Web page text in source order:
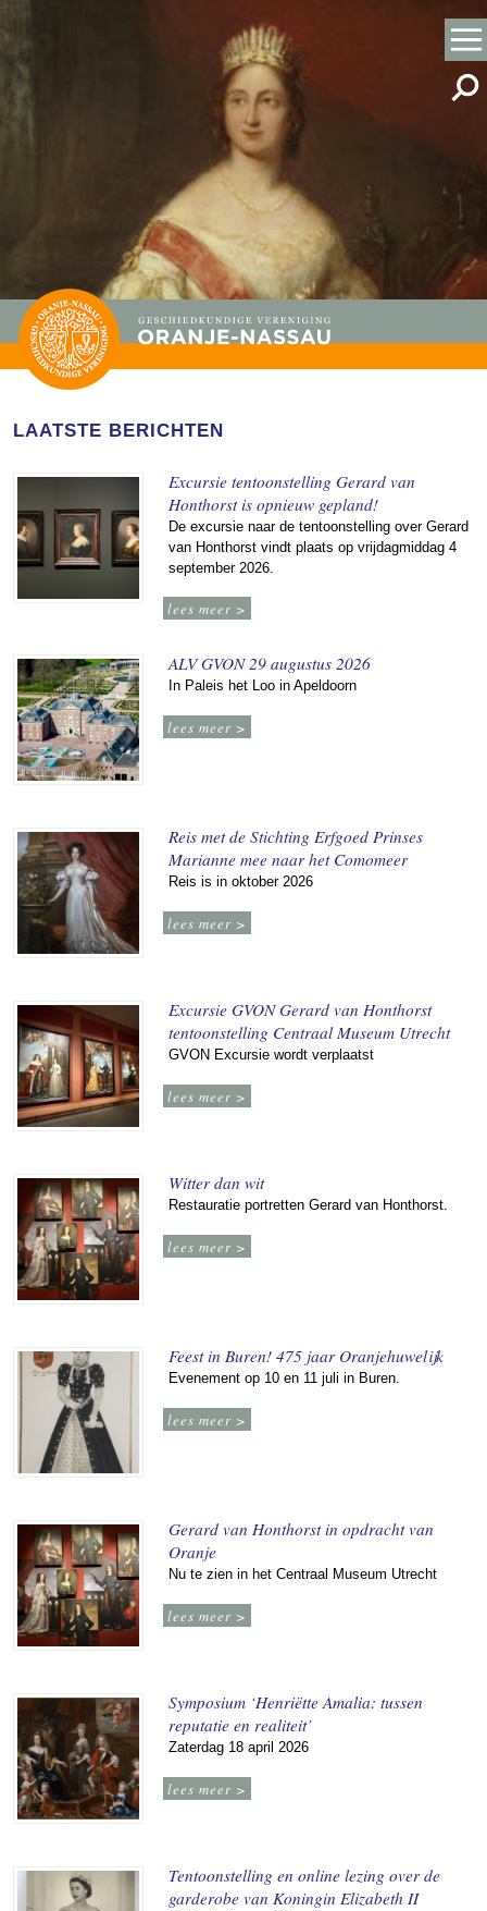
LAATSTE BERICHTEN
Excursie tentoonstelling Gerard van
Honthorst is opnieuw gepland!
De excursie naar de tentoonstelling over Gerard
van Honthorst vindt plaats op vrijdagmiddag 4
september 2026.
lees meer >
ALV GVON 29 augustus 2026
In Paleis het Loo in Apeldoorn
lees meer >
Reis met de Stichting Erfgoed Prinses
Marianne mee naar het Comomeer
Reis is in oktober 2026
lees meer >
Excursie GVON Gerard van Honthorst
tentoonstelling Centraal Museum Utrecht
GVON Excursie wordt verplaatst
lees meer >
Witter dan wit
Restauratie portretten Gerard van Honthorst.
lees meer >
Feest in Buren! 475 jaar Oranjehuwelijk
Evenement op 10 en 11 juli in Buren.
lees meer >
Gerard van Honthorst in opdracht van
Oranje
Nu te zien in het Centraal Museum Utrecht
lees meer >
Symposium ‘Henriëtte Amalia: tussen
reputatie en realiteit’
Zaterdag 18 april 2026
lees meer >
Tentoonstelling en online lezing over de
garderobe van Koningin Elizabeth II